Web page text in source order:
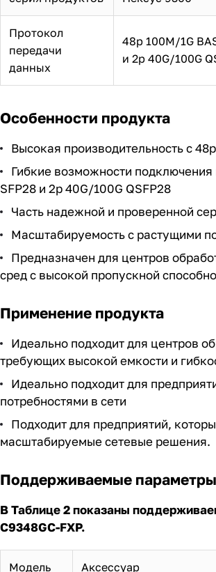
Протокол
передачи
48p 100M/1G
Особенности продукта
Гибкие возможности подключения
Предназначен для центров
Применение продукта
Идеально подходит для центров
Идеально подходит для
Подходит для предприятий,
Поддерживаемые параметры
В Таблице 2 показаны